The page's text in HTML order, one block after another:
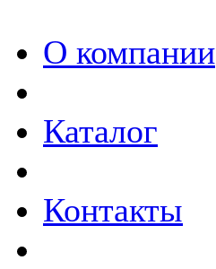
О компании
Каталог
Контакты